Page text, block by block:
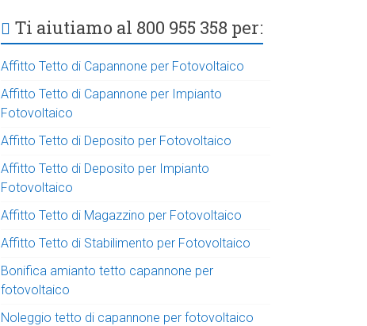
Ti aiutiamo al 800 955 358 per:
Affitto Tetto di Capannone per Fotovoltaico
Affitto Tetto di Capannone per Impianto
Fotovoltaico
Affitto Tetto di Deposito per Fotovoltaico
Affitto Tetto di Deposito per Impianto
Fotovoltaico
Affitto Tetto di Magazzino per Fotovoltaico
Affitto Tetto di Stabilimento per Fotovoltaico
Bonifica amianto tetto capannone per
fotovoltaico
Noleggio tetto di capannone per fotovoltaico